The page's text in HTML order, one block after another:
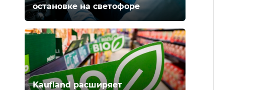
остановке на светофоре
Kaufland расширяет